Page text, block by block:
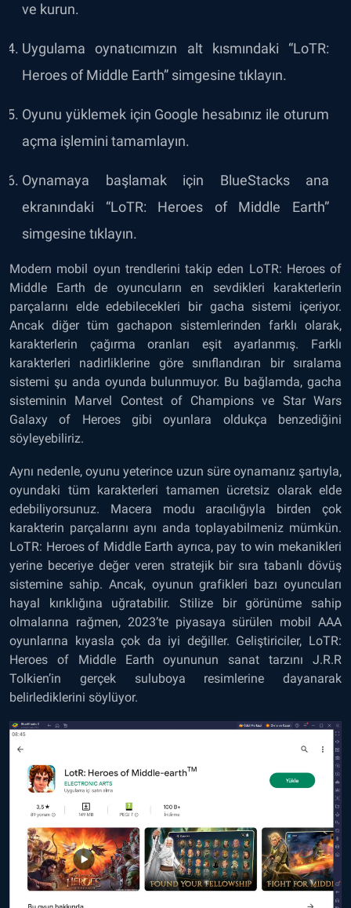
ve kurun.
Uygulama oynatıcımızın alt kısmındaki “LoTR:
Heroes of Middle Earth” simgesine tıklayın.
Oyunu yüklemek için Google hesabınız ile oturum
açma işlemini tamamlayın.
Oynamaya başlamak için BlueStacks ana
ekranındaki “LoTR: Heroes of Middle Earth”
simgesine tıklayın.
Modern mobil oyun trendlerini takip eden LoTR: Heroes of
Middle Earth de oyuncuların en sevdikleri karakterlerin
parçalarını elde edebilecekleri bir gacha sistemi içeriyor.
Ancak diğer tüm gachapon sistemlerinden farklı olarak,
karakterlerin çağırma oranları eşit ayarlanmış. Farklı
karakterleri nadirliklerine göre sınıflandıran bir sıralama
sistemi şu anda oyunda bulunmuyor. Bu bağlamda, gacha
sisteminin Marvel Contest of Champions ve Star Wars
Galaxy of Heroes gibi oyunlara oldukça benzediğini
söyleyebiliriz.
Aynı nedenle, oyunu yeterince uzun süre oynamanız şartıyla,
oyundaki tüm karakterleri tamamen ücretsiz olarak elde
edebiliyorsunuz. Macera modu aracılığıyla birden çok
karakterin parçalarını aynı anda toplayabilmeniz mümkün.
LoTR: Heroes of Middle Earth ayrıca, pay to win mekanikleri
yerine beceriye değer veren stratejik bir sıra tabanlı dövüş
sistemine sahip. Ancak, oyunun grafikleri bazı oyuncuları
hayal kırıklığına uğratabilir. Stilize bir görünüme sahip
olmalarına rağmen, 2023’te piyasaya sürülen mobil AAA
oyunlarına kıyasla çok da iyi değiller. Geliştiriciler, LoTR:
Heroes of Middle Earth oyununun sanat tarzını J.R.R
Tolkien’in gerçek suluboya resimlerine dayanarak
belirlediklerini söylüyor.